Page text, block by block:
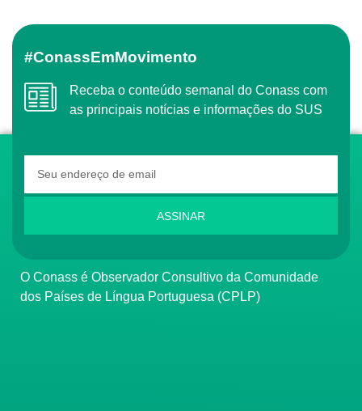
#ConassEmMovimento
Receba o conteúdo semanal do Conass com
as principais notícias e informações do SUS
ASSINAR
O Conass é Observador Consultivo da Comunidade
dos Países de Língua Portuguesa (CPLP)